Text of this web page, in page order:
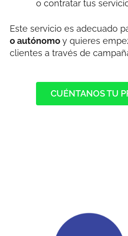
o contratar tus
Este servicio es adecuado
o autónomoy quieres
clientes a través de
CUÉNTANOS TU